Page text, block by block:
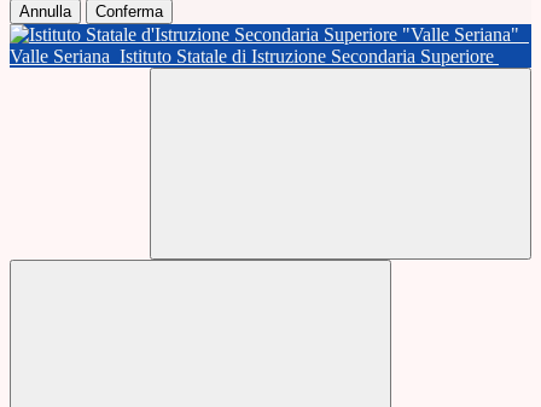
Annulla Conferma
Valle Seriana Istituto Statale di Istruzione Secondaria Superiore